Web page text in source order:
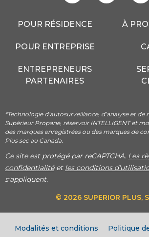
POUR RÉSIDENCE
POUR ENTREPRISE
ENTREPRENEURS
PARTENAIRES
À
*Technologie d’autosurveillance, d’analyse et de
Supérieur Propane, réservoir INTELLIGENT et
des marques enregistrées ou des marques de
Plus sec au Canada.
Ce site est protégé par reCAPTCHA. Les
confidentialitéet les conditions
s'appliquent.
© 2026 SUPERIOR PLUS,
Modalités et conditions Politique